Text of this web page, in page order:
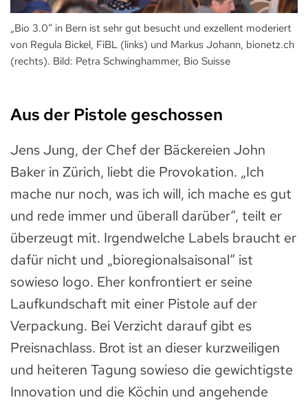
„Bio 3.0“ in Bern ist sehr gut besucht und exzellent moderiert
von Regula Bickel, FiBL (links) und Markus Johann, bionetz.ch
(rechts). Bild: Petra Schwinghammer, Bio Suisse
Aus der Pistole geschossen
Jens Jung, der Chef der Bäckereien John
Baker in Zürich, liebt die Provokation. „Ich
mache nur noch, was ich will, ich mache es gut
und rede immer und überall darüber“, teilt er
überzeugt mit. Irgendwelche Labels braucht er
dafür nicht und „bioregionalsaisonal“ ist
sowieso logo. Eher konfrontiert er seine
Laufkundschaft mit einer Pistole auf der
Verpackung. Bei Verzicht darauf gibt es
Preisnachlass. Brot ist an dieser kurzweiligen
und heiteren Tagung sowieso die gewichtigste
Innovation und die Köchin und angehende